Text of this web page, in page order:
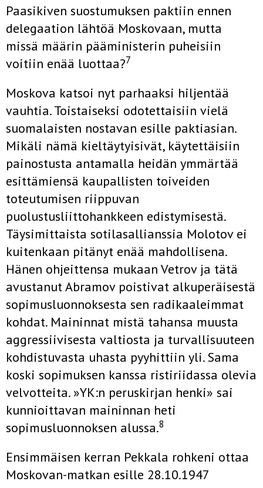
Paasikiven suostumuksen paktiin ennen
delegaation lähtöä Moskovaan, mutta
missä määrin pääministerin puheisiin
voitiin enää luottaa?7
Moskova katsoi nyt parhaaksi hiljentää
vauhtia. Toistaiseksi odotettaisiin vielä
suomalaisten nostavan esille paktiasian.
Mikäli nämä kieltäytyisivät, käytettäisiin
painostusta antamalla heidän ymmärtää
esittämiensä kaupallisten toiveiden
toteutumisen riippuvan
puolustusliittohankkeen edistymisestä.
Täysimittaista sotilasallianssia Molotov ei
kuitenkaan pitänyt enää mahdollisena.
Hänen ohjeittensa mukaan Vetrov ja tätä
avustanut Abramov poistivat alkuperäisestä
sopimusluonnoksesta sen radikaaleimmat
kohdat. Maininnat mistä tahansa muusta
aggressiivisesta valtiosta ja turvallisuuteen
kohdistuvasta uhasta pyyhittiin yli. Sama
koski sopimuksen kanssa ristiriidassa olevia
velvotteita. »YK:n peruskirjan henki» sai
kunnioittavan maininnan heti
sopimusluonnoksen alussa.8
Ensimmäisen kerran Pekkala rohkeni ottaa
Moskovan-matkan esille 28.10.1947